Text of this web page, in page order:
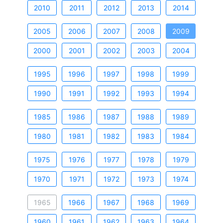
2010 2011 2012 2013 2014
2005 2006 2007 2008 2009
2000 2001 2002 2003 2004
1995 1996 1997 1998 1999
1990 1991 1992 1993 1994
1985 1986 1987 1988 1989
1980 1981 1982 1983 1984
1975 1976 1977 1978 1979
1970 1971 1972 1973 1974
1965 1966 1967 1968 1969